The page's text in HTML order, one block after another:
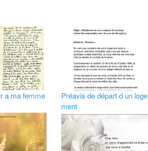
a ma femme
Préavis de départ d un loge
ment